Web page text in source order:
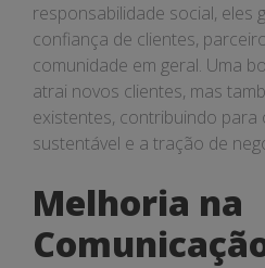
responsabilidade social, eles
confiança de clientes,
comunidade em geral. Uma
atrai novos clientes, mas
existentes, contribuindo para
sustentável e a tração de
Melhoria na